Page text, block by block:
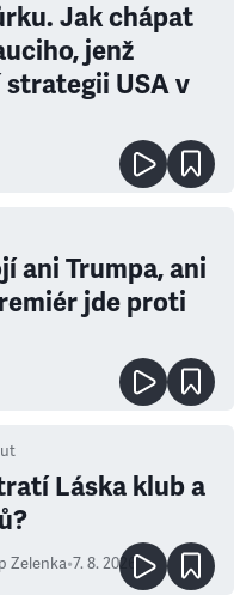
Jak chápat
jenž
USA v
ani Trumpa, ani
jde proti
Láska klub a
Zelenka•7. 8. 2026